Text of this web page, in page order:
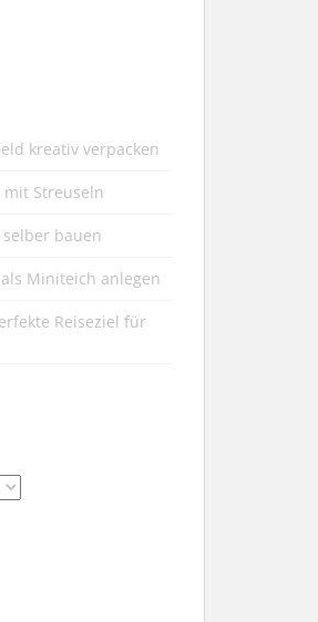
kreativ verpacken
mit Streuseln
selber bauen
Miniteich anlegen
Reiseziel für